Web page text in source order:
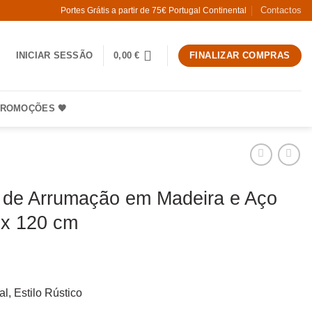
Portes Grátis a partir de 75€ Portugal Continental Contactos
INICIAR SESSÃO 0,00€ FINALIZAR COMPRAS
🧡
Arrumação em Madeira e Aço
120 cm
Estilo Rústico